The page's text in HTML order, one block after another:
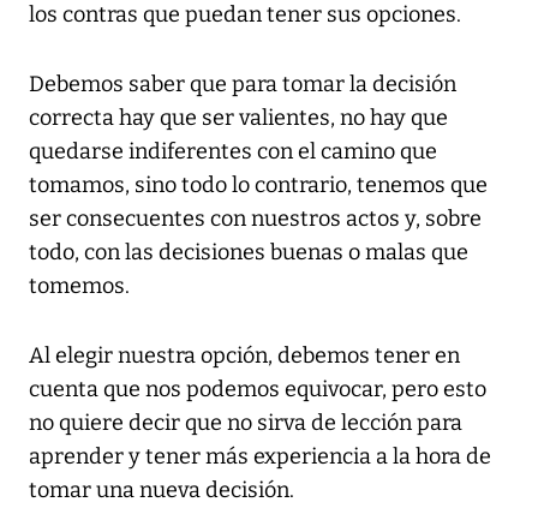
los contras que puedan tener sus opciones.
Debemos saber que para tomar la decisión
correcta hay que ser valientes, no hay que
quedarse indiferentes con el camino que
tomamos, sino todo lo contrario, tenemos que
ser consecuentes con nuestros actos y, sobre
todo, con las decisiones buenas o malas que
tomemos.
Al elegir nuestra opción, debemos tener en
cuenta que nos podemos equivocar, pero esto
no quiere decir que no sirva de lección para
aprender y tener más experiencia a la hora de
tomar una nueva decisión.